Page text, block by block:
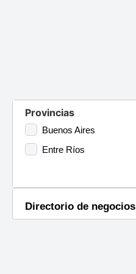
Provincias
Buenos Aires
Entre Ríos
Directorio de negocios